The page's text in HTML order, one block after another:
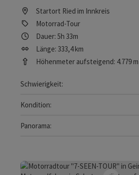
Startort Ried im Innkreis
Motorrad-Tour
Dauer: 5h 33m
Länge: 333,4 km
Höhenmeter aufsteigend: 4.779 m
Schwierigkeit:
Schwer
Kondition:
Schwer
Panorama:
Tolles Panorama